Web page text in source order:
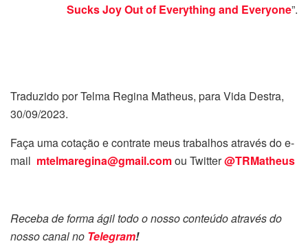
Sucks Joy Out of Everything and Everyone”.
Traduzido por Telma Regina Matheus, para Vida Destra,
30/09/2023.
Faça uma cotação e contrate meus trabalhos através do e-
mail mtelmaregina@gmail.comou Twitter@TRMatheus
Receba de forma ágil todo o nosso conteúdo através do
nosso canal no Telegram!